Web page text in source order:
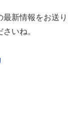
新情報をお送り
いね。